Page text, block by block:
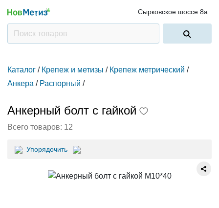
Сырковское шоссе 8а
Каталог / Крепеж и метизы / Крепеж метрический /
Анкера / Распорный /
Анкерный болт с гайкой
Всего товаров: 12
Упорядочить